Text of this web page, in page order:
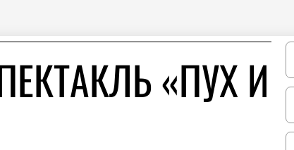
«ПУХ И